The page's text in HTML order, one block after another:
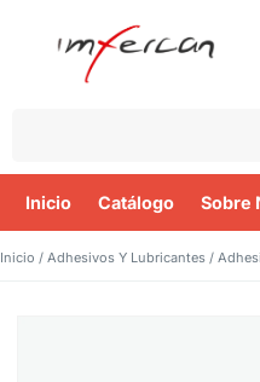
Inicio Catálogo Sobre
Inicio / Adhesivos Y Lubricantes /